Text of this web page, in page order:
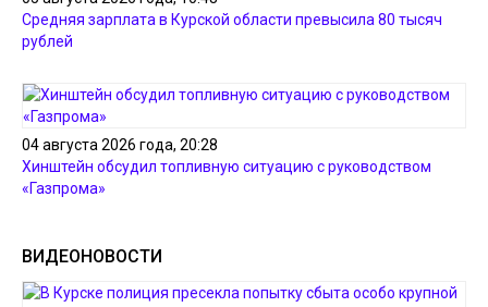
Средняя зарплата в Курской области превысила 80 тысяч
рублей
04 августа 2026 года, 20:28
Хинштейн обсудил топливную ситуацию с руководством
«Газпрома»
ВИДЕОНОВОСТИ